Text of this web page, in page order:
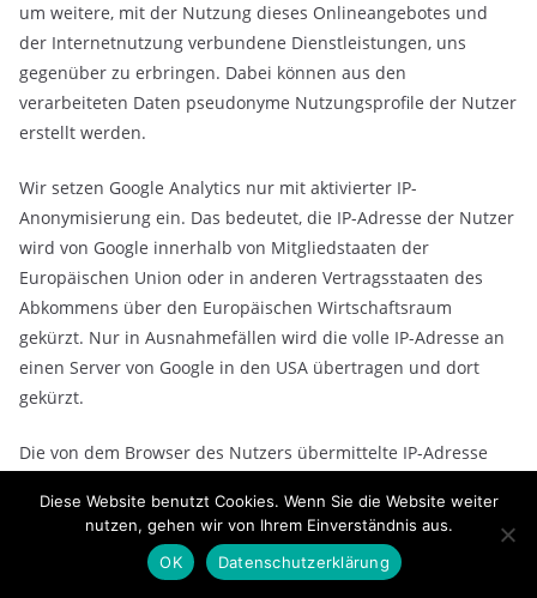
um weitere, mit der Nutzung dieses Onlineangebotes und
der Internetnutzung verbundene Dienstleistungen, uns
gegenüber zu erbringen. Dabei können aus den
verarbeiteten Daten pseudonyme Nutzungsprofile der Nutzer
erstellt werden.
Wir setzen Google Analytics nur mit aktivierter IP-
Anonymisierung ein. Das bedeutet, die IP-Adresse der Nutzer
wird von Google innerhalb von Mitgliedstaaten der
Europäischen Union oder in anderen Vertragsstaaten des
Abkommens über den Europäischen Wirtschaftsraum
gekürzt. Nur in Ausnahmefällen wird die volle IP-Adresse an
einen Server von Google in den USA übertragen und dort
gekürzt.
Die von dem Browser des Nutzers übermittelte IP-Adresse
Die Nutzer können die Speicherung der Cookies durch eine
entsprechende Einstellung ihrer Browser-Software
verhindern; die Nutzer können darüber hinaus die Erfassung
Diese Website benutzt Cookies. Wenn Sie die Website weiter
nutzen, gehen wir von Ihrem Einverständnis aus.
OK
Datenschutzerklärung